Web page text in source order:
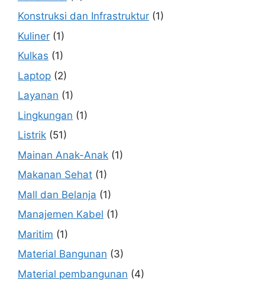
Konstruksi dan Infrastruktur (1)
Kuliner (1)
Kulkas (1)
Laptop (2)
Layanan (1)
Lingkungan (1)
Listrik (51)
Mainan Anak-Anak (1)
Makanan Sehat (1)
Mall dan Belanja (1)
Manajemen Kabel (1)
Maritim (1)
Material Bangunan (3)
Material pembangunan (4)